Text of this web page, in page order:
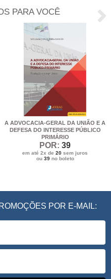
PARA VOCÊ
A ADVOCACIA-GERAL DA UNIÃO E A
DEFESA DO INTERESSE PÚBLICO
PRIMÁRIO
POR: 39
em até 2x de 20 sem juros
ou 39no boleto
POR E-MAIL: